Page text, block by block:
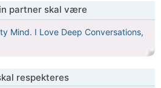
partner skal være
Mind. I Love Deep Conversations,
respekteres